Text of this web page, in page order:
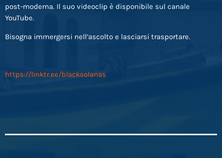
post-moderna. Il suo videoclip è disponibile sul canale
YouTube.
Bisogna immergersi nellʼascolto e lasciarsi trasportare.
https://linktr.ee/blacksolanas